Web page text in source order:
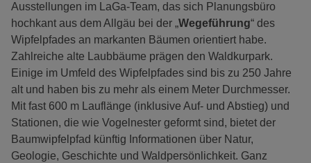
Ausstellungen im LaGa-Team, das sich Planungsbüro
hochkant aus dem Allgäu bei der „Wegeführung“ des
Wipfelpfades an markanten Bäumen orientiert habe.
Zahlreiche alte Laubbäume prägen den Waldkurpark.
Einige im Umfeld des Wipfelpfades sind bis zu 250 Jahre
alt und haben bis zu mehr als einem Meter Durchmesser.
Mit fast 600 m Lauflänge (inklusive Auf- und Abstieg) und
Stationen, die wie Vogelnester geformt sind, bietet der
Baumwipfelpfad künftig Informationen über Natur,
Geologie, Geschichte und Waldpersönlichkeit. Ganz